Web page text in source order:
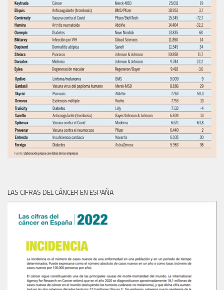
LAS CIFRAS DEL CÁNCER EN ESPAÑA